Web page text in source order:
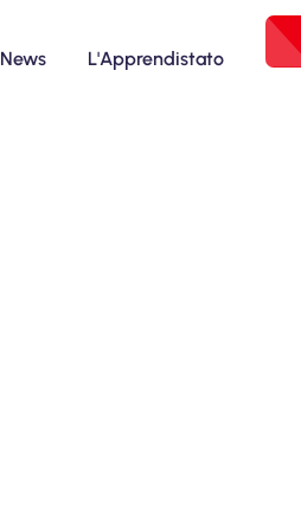
News L'Apprendistato